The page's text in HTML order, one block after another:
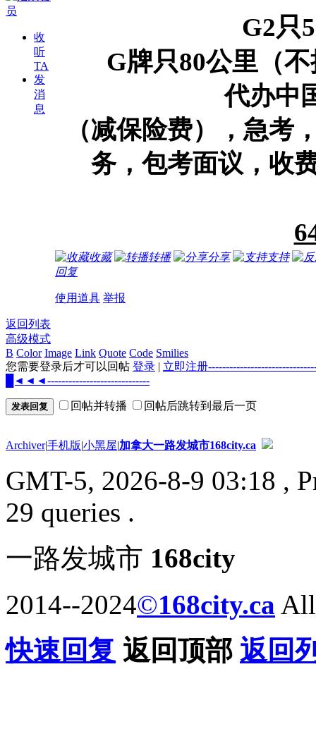
收
听
TA
发
消
息
G2只
G牌只80公里（不
代办中
（减保险费），急考
务，包考面议，收
收藏 转播 分享
支持
回复
使用道具 举报
返回列表
高级模式
B Color Image Link Quote Code Smilies
您需要登录后才可以回帖 登录 | 立即注册
█◄◄◄-----------------------------
发表回复 回帖并转播 回帖后跳转到最后一页
Archiver|手机版|小黑屋|加拿大一路发城市168city.ca
GMT-5, 2026-8-9 03:18 ,
29 queries .
一路发城市 168city
2014--2024©168city.ca All
快速回复 返回顶部 返回